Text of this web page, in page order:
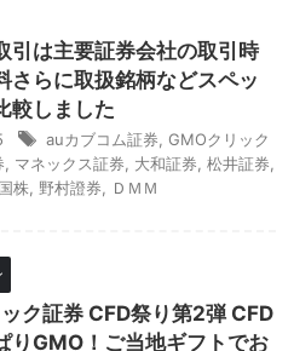
引は主要証券会社の取引時
さらに取扱銘柄などスペッ
較しました
auカブコム証券 GMOクリック
マネックス証券 大和証券 松井証券
株 野村證券 ＤＭＭ
ク証券 CFD祭り第2弾 CFD
りGMO！ご当地ギフトでお